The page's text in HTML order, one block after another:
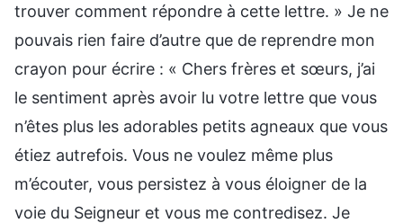
trouver comment répondre à cette lettre. » Je ne
pouvais rien faire d’autre que de reprendre mon
crayon pour écrire : « Chers frères et sœurs, j’ai
le sentiment après avoir lu votre lettre que vous
n’êtes plus les adorables petits agneaux que vous
étiez autrefois. Vous ne voulez même plus
m’écouter, vous persistez à vous éloigner de la
voie du Seigneur et vous me contredisez. Je